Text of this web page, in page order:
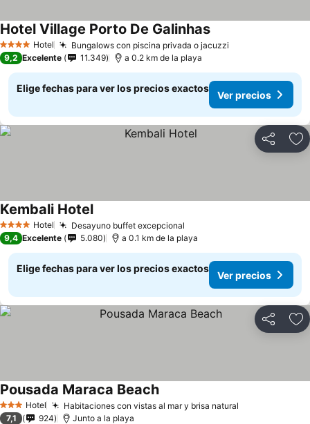
4 EstrellasHotel Bungalows con piscina privada o jacuzzi
Hotel Village Porto De Galinhas
9,2 Excelente 11.349 a 0.2 km de la playa
Elige fechas para ver los precios exactos
Ver precios
Compartir
4 EstrellasHotel Desayuno buffet excepcional
Kembali Hotel
9,4 Excelente 5.080 a 0.1 km de la playa
Elige fechas para ver los precios exactos
Ver precios
Compartir
3 Estrellas
Hotel Habitaciones con vistas al mar y brisa natural
Pousada Maraca Beach
7,1 924 Junto a la playa